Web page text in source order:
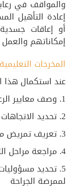
والمواقف في
إعادة التأهيل
أو إعاقات
إمكاناتهم
المخرجات
عند استكمال هذا
1. وصف معايير الرعاية والأداء لتمريض الرعاية الحرجة
2. تحديد الاتجاهات الصحيحة في تمريض الرعاية الحرجة
3. تعريف تمريض ممارسة الجراحة العامة
4. مراجعة مراحل التمريض شبه الجراحي
5. تحديد
لممرضة الجراحة